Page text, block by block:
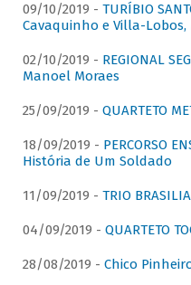
09/10/2019 - TURÍBIO
Cavaquinho e Villa-
02/10/2019 - REGIONAL
Manoel Moraes
25/09/2019 - QUARTETO
18/09/2019 - PERCORSO
História de Um Soldado
11/09/2019 - TRIO
04/09/2019 - QUARTETO
28/08/2019 - Chico